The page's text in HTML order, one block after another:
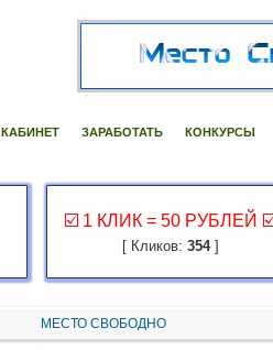
КАБИНЕТ ЗАРАБОТАТЬ КОНКУРСЫ
☑️ 1 КЛИК = 50 РУБЛЕЙ
[ Кликов: 354]
МЕСТО СВОБОДНО